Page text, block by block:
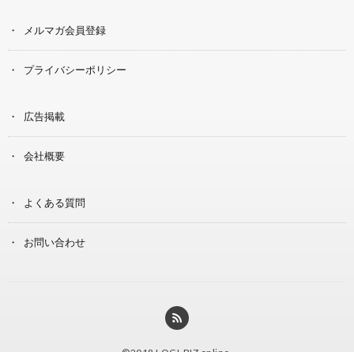
メルマガ会員登録
プライバシーポリシー
広告掲載
会社概要
よくある質問
お問い合わせ